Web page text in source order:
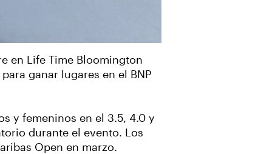
en Life Time Bloomington
ganar lugares en el BNP
y femeninos en el 3.5, 4.0 y
durante el evento. Los
Open en marzo.